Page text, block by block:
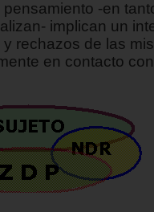
-en
implican un
rechazos de las
en contacto